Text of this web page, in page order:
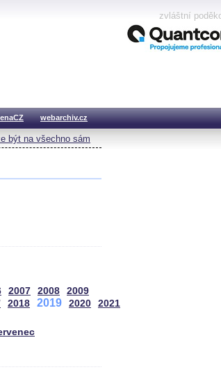
zvláštní
webarchiv.cz
být na všechno sám
2007 2008
2009
2018 2019 2020
2021